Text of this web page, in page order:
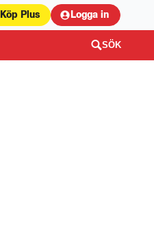
Köp Plus Logga in
SÖK